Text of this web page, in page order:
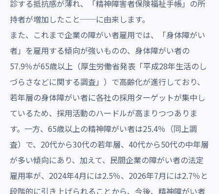
診する抵抗感が薄れ、「精神障害者保険福祉手帳」の所
持者が増加したこと──に由来します。
また、これまで企業の障がい者雇用では、「身体障がい
者」を雇用する傾向が強いものの、身体障がい者の
57.9％が65歳以上（厚生労働省発表「平成28年生活のし
づらさなどに関する調査」）で高齢化が進行しており、
若年層の身体障がい者に各社の採用ターゲットが集中し
ているため、採用活動のハードルが高まりつつありま
す。一方、65歳以上の精神障がい者は25.4％（同上調
査）で、20代から30代の若年層、40代から50代の中年層
が多い傾向にあり、加えて、民間企業の障がい者の法定
雇用率が、2024年4月には2.5％、2026年7月には2.7％と
段階的に引き上げられることから、今後、精神障がい者